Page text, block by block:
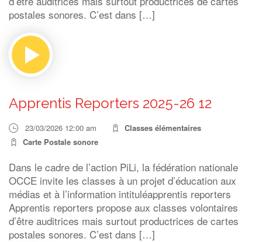
postales sonores. C’est dans […]
Apprentis Reporters 2025-26 12
23/03/2026 12:00 am
Classes élémentaires
Carte Postale sonore
Dans le cadre de l’action PiLi, la fédération nationale
OCCE invite les classes à un projet d’éducation aux
médias et à l’information intituléapprentis reporters
Apprentis reporters propose aux classes volontaires
d’être auditrices mais surtout productrices de cartes
postales sonores. C’est dans […]